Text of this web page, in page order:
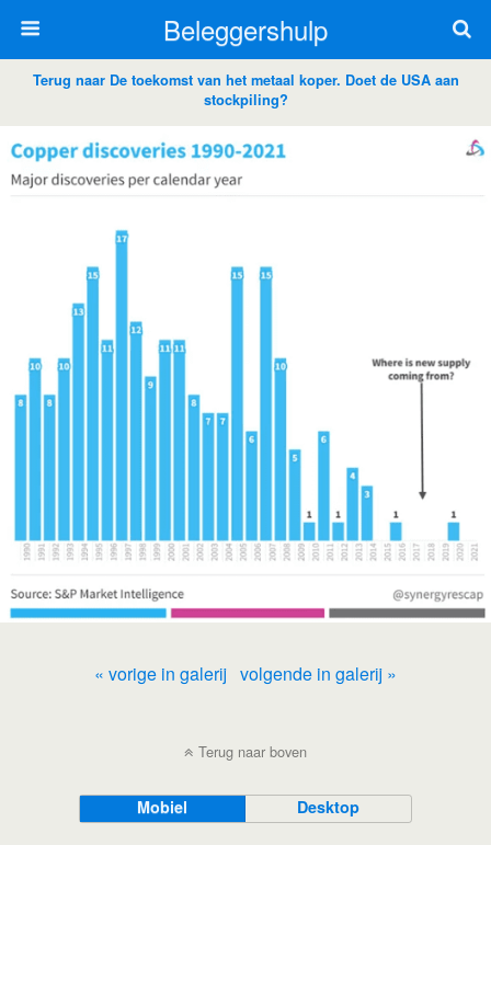
Beleggershulp
Terug naar De toekomst van het metaal koper. Doet de USA aan
stockpiling?
« vorige in galerij volgende in galerij »
Terug naar boven
Mobiel Desktop